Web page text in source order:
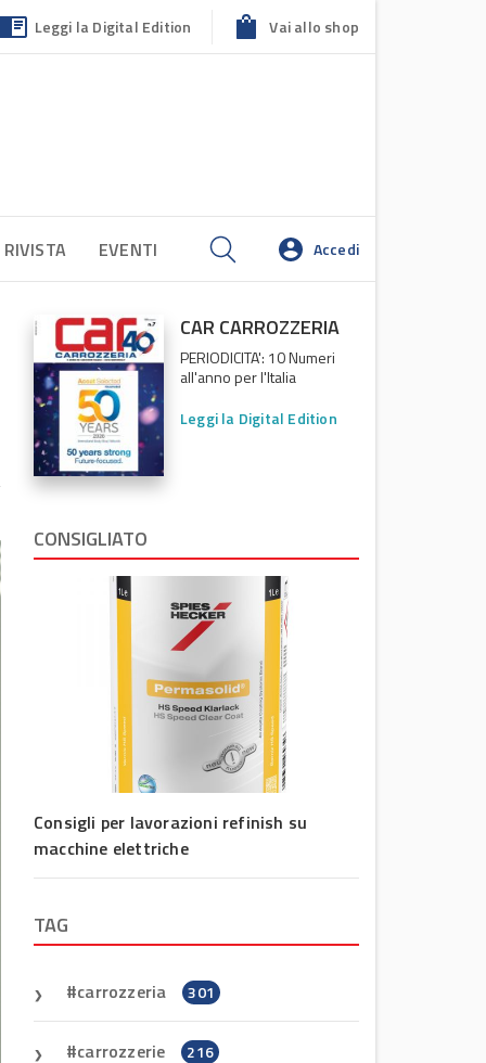
Leggi la Digital Edition Vai allo shop
EVENTI Accedi
CAR CARROZZERIA
PERIODICITA': 10 Numeri
all'anno per l'Italia
Leggi la Digital Edition
CONSIGLIATO
Consigli per lavorazioni refinish su
macchine elettriche
TAG
carrozzeria 301
carrozzerie 216